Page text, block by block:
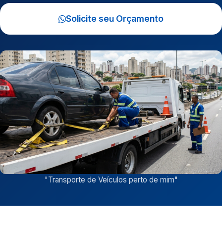
Solicite seu Orçamento
"Transporte de Veículos perto de mim"